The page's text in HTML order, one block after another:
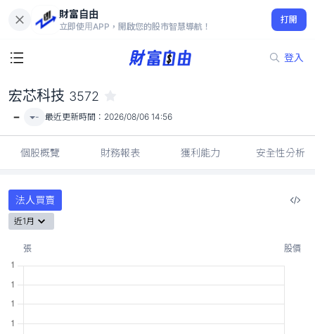
財富自由
立即使用APP，開啟您的股市智慧導航！
打開
登入
-
宏芯科技 3572
- - 最近更新時間： 2026/08/06 14:56
個股概覽 財務報表 獲利能力 安全性分析
法人買賣
近1月